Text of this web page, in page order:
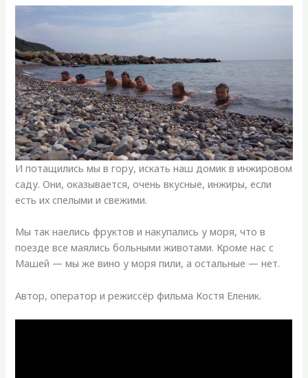
И потащились мы в гору, искать наш домик в инжировом
саду. Они, оказывается, очень вкусные, инжиры, если
есть их спелыми и свежими.
Мы так наелись фруктов и накупались у моря, что в
поезде все маялись больными животами. Кроме нас с
Машей — мы же вино у моря пили, а остальные — нет.
Автор, оператор и режиссёр фильма Костя Еленик.